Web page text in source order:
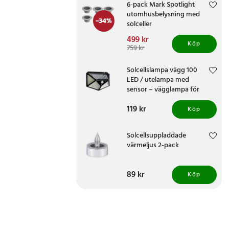
-34%
6-pack Mark Spotlight
utomhusbelysning med
solceller
Nuvarande pris:
499 kr Tidigare pris :759 kr
499 kr
759 kr Köp
Solcellslampa vägg 100
LED / utelampa med
sensor – vägglampa för
trädgård och entré
Pris :119 kr
119 kr Köp
Solcellsuppladdade
värmeljus 2-pack
Pris:89 kr
89 kr Köp